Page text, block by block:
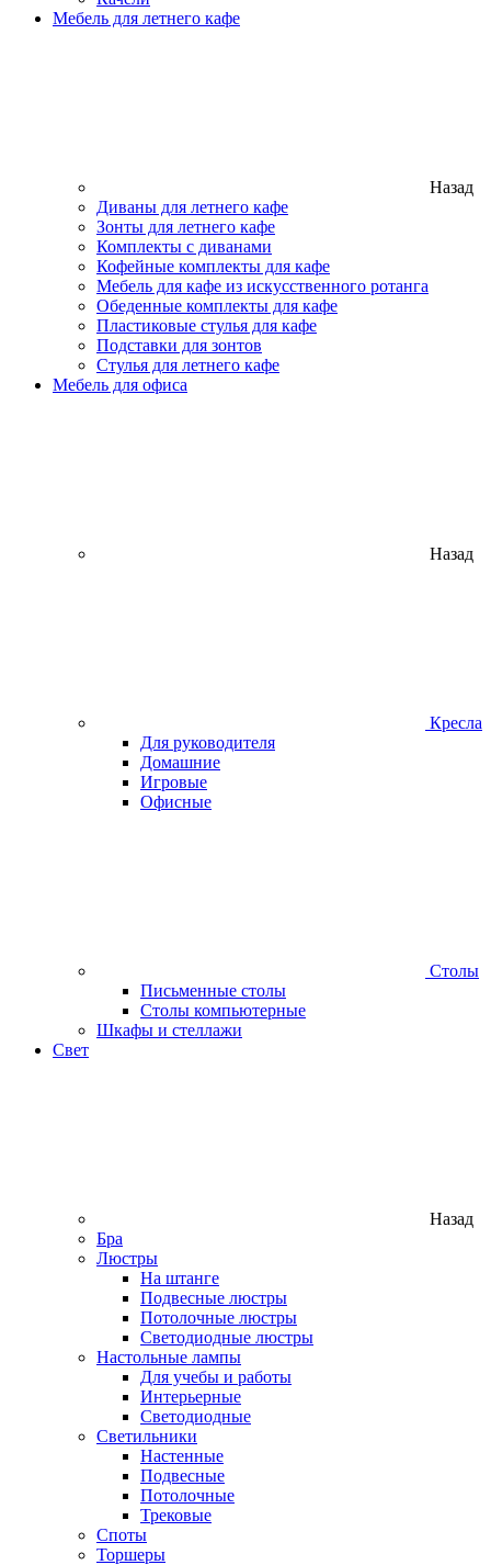
Мебель для летнего кафе
Назад
Диваны для летнего кафе
Зонты для летнего кафе
Комплекты с диванами
Кофейные комплекты для кафе
Мебель для кафе из искусственного ротанга
Обеденные комплекты для кафе
Пластиковые стулья для кафе
Подставки для зонтов
Стулья для летнего кафе
Мебель для офиса
Назад
Кресла
Для руководителя
Домашние
Игровые
Офисные
Столы
Письменные столы
Столы компьютерные
Шкафы и стеллажи
Свет
Назад
Бра
Люстры
На штанге
Подвесные люстры
Потолочные люстры
Светодиодные люстры
Настольные лампы
Для учебы и работы
Интерьерные
Светодиодные
Светильники
Настенные
Подвесные
Потолочные
Трековые
Споты
Торшеры